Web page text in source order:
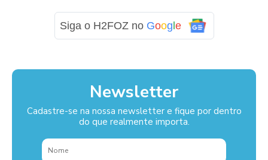
Siga o H2FOZ no Goog e
Newsletter
Cadastre-se na nossa newsletter e fique por dentro
do que realmente importa.